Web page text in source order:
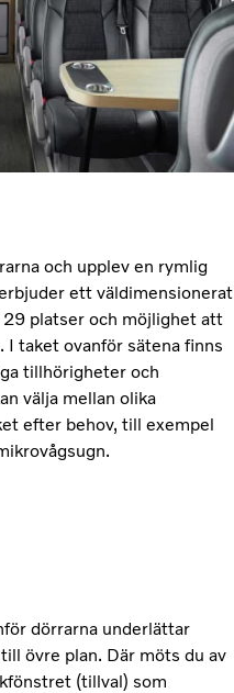
och upplev en rymlig
ett väldimensionerat
platser och möjlighet att
taket ovanför sätena finns
tillhörigheter och
välja mellan olika
efter behov, till exempel
dörrarna underlättar
övre plan. Där möts du av
(tillval) som